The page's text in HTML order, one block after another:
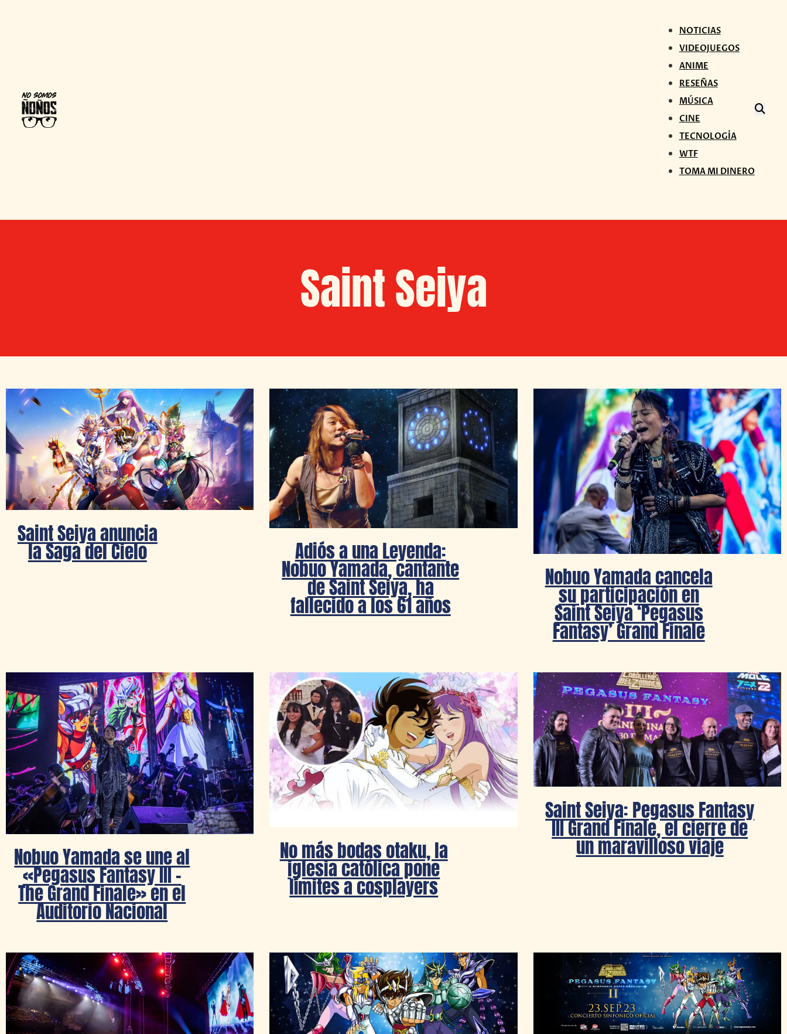
NOTICIAS
VIDEOJUEGOS
ANIME
RESEÑAS
MÚSICA
CINE
TECNOLOGÍA
WTF
TOMA MI DINERO
Saint Seiya
Saint Seiya anuncia
la Saga del Cielo Adiós a una Leyenda:
Nobuo Yamada, cantante
de Saint Seiya, ha
fallecido a los 61 años
Nobuo Yamada cancela
su participación en
Saint Seiya ‘Pegasus
Fantasy’ Grand Finale
Nobuo Yamada se une al
«Pegasus Fantasy III –
The Grand Finale» en el
Auditorio Nacional
No más bodas otaku, la
iglesia católica pone
límites a cosplayers
Saint Seiya: Pegasus Fantasy
III Grand Finale, el cierre de
un maravilloso viaje